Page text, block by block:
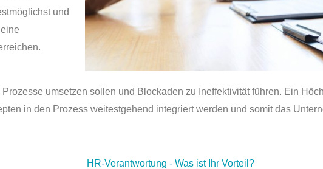
und
umsetzen sollen und Blockaden zu Ineffektivität führen. Ein
in den Prozess weitestgehend integriert werden und somit das
HR-Verantwortung - Was ist Ihr Vorteil?